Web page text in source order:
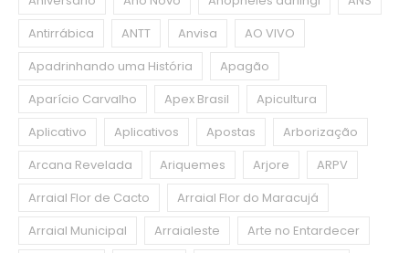
Antirrábica
ANTT Anvisa
AO VIVO
Apadrinhando uma História
Apagão
Aparício Carvalho
Apex Brasil
Apicultura
Aplicativo
Aplicativos Apostas
Arborização
Arcana Revelada
Ariquemes Arjore
ARPV
Arraial Flor de Cacto
Arraial Flor do Maracujá
Arraial Municipal
Arraialeste
Arte no Entardecer